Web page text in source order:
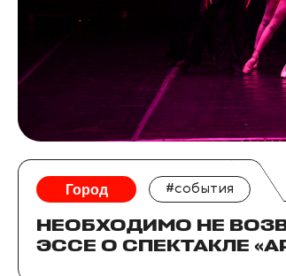
Город #события
НЕОБХОДИМО НЕ
ЭССЕ О СПЕКТАКЛЕ